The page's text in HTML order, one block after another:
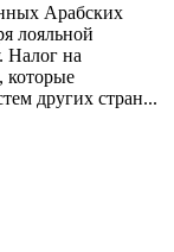
Арабских
лояльной
Налог на
которые
других стран...